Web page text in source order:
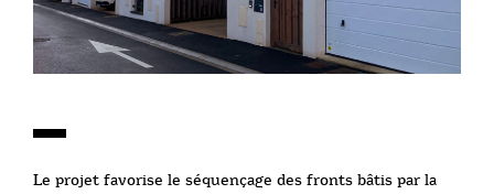
Le projet favorise le séquençage des fronts bâtis par la